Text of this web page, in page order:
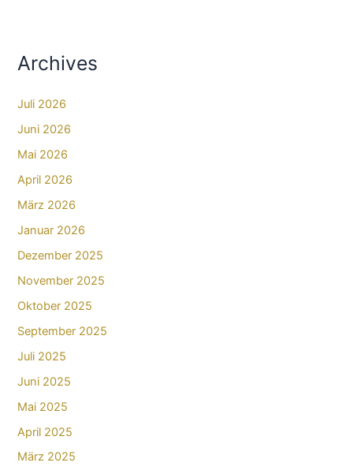
Archives
Juli 2026
Juni 2026
Mai 2026
April 2026
März 2026
Januar 2026
Dezember 2025
November 2025
Oktober 2025
September 2025
Juli 2025
Juni 2025
Mai 2025
April 2025
März 2025